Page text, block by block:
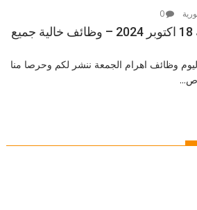
0
وظائف اهرام الجمعة 18 اكتوبر 2024 – وظائف خالية جميع
اليوم وظائف اهرام الجمعة ننشر لكم وحرصا منا